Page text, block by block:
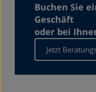
Buchen Sie
Geschäft
oder bei
Jetzt